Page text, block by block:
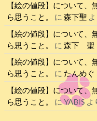
【絵の値段】について
ら思うこと。
に 森下聖
【絵の値段】について
ら思うこと。
に 森下 聖
【絵の値段】について
ら思うこと。
に たんめぐ
【絵の値段】について
ら思うこと。
にYABISよ